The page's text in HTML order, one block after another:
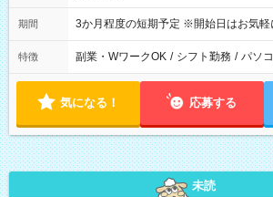
期間 3か月程度の短期予定 ※開始日はお気軽
特徴 副業・WワークOK / シフト勤務 / パソ
気になる！ 応募する
未読